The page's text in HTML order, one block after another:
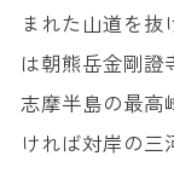
まれた山道を
は朝熊岳金剛證
志摩半島の最高
ければ対岸の三